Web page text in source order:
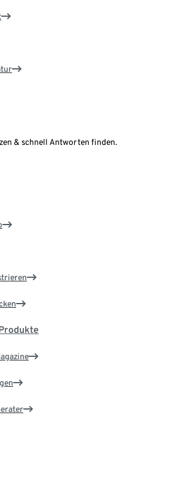
& schnell Antworten finden.